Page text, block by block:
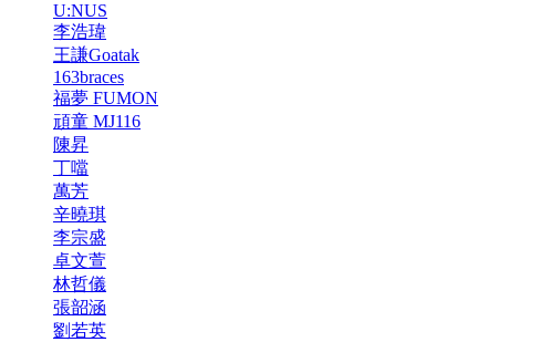
U:NUS
李浩瑋
王謙Goatak
163braces
福夢 FUMON
頑童 MJ116
陳昇
丁噹
萬芳
辛曉琪
李宗盛
卓文萱
林哲儀
張韶涵
劉若英